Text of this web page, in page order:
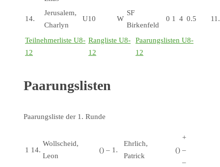
14.
Jerusalem,
Charlyn
U10 W
SF
Birkenfeld
0 1 4 0.5
Teilnehmerliste U8-
12
Rangliste U8-
12
Paarungslisten U8-
12
Paarungslisten
Paarungsliste der 1. Runde
1 14.
Wollscheid,
Leon
() – 1.
Ehrlich,
Patrick
()
+
–
–